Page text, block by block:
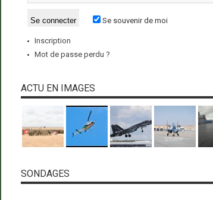
Se souvenir de moi
Inscription
Mot de passe perdu ?
ACTU EN IMAGES
SONDAGES